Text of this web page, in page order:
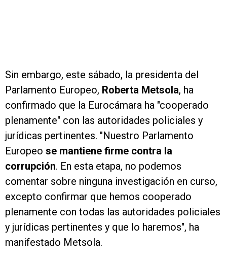
Sin embargo, este sábado, la presidenta del
Parlamento Europeo, Roberta Metsola, ha
confirmado que la Eurocámara ha "cooperado
plenamente" con las autoridades policiales y
jurídicas pertinentes. "Nuestro Parlamento
Europeo se mantiene firme contra la
corrupción. En esta etapa, no podemos
comentar sobre ninguna investigación en curso,
excepto confirmar que hemos cooperado
plenamente con todas las autoridades policiales
y jurídicas pertinentes y que lo haremos", ha
manifestado Metsola.